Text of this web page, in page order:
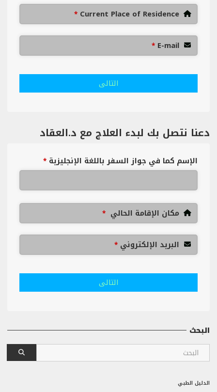
Current Place of Residence
*
E-mail
*
التالى
دعنا نتصل بك لبدء العلاج مع د.العقاد
الإسم كما في جواز السفر باللغة الإنجليزية *
مكان الإقامة الحالي *
البريد الإلكتروني *
التالى
البحث
الدليل الطبي